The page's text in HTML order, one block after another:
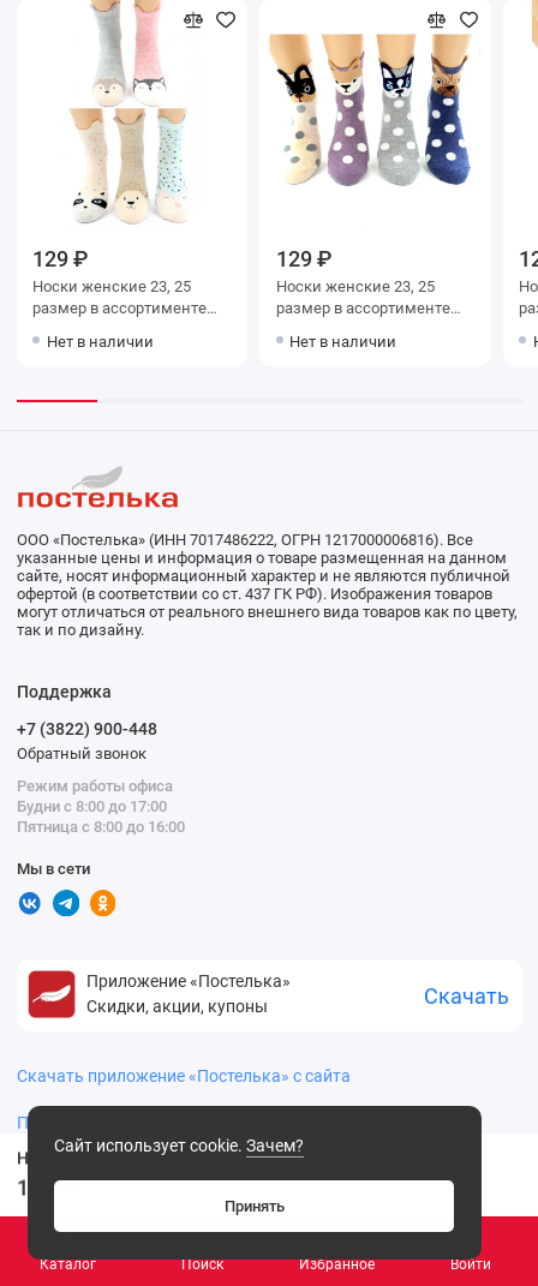
Каталог Поиск Избранное Войти
Носки женские 25, 27 размер Бирюзовый Hobby Line
129 .00 ₽
129 ₽
Носки женские 23, 25
размер в ассортименте
Нет в наличии
129 ₽
Носки женские 23, 25
размер в ассортименте
Нет в наличии
Носки
Сайт использует cookie. Зачем?
Принять
ООО «Постелька» (ИНН 7017486222, ОГРН 1217000006816). Все
указанные цены и информация о товаре размещенная на данном
сайте, носят информационный характер и не являются публичной
офертой (в соответствии со ст. 437 ГК РФ). Изображения товаров
могут отличаться от реального внешнего вида товаров как по цвету,
так и по дизайну.
Поддержка
+7 (3822) 900-448
Обратный звонок
Режим работы офиса
Будни с 8:00 до 17:00
Пятница с 8:00 до 16:00
Мы в сети
Приложение «Постелька»
Скидки, акции, купоны
Скачать
Скачать приложение «Постелька» с сайта
Политика конфиденциальности